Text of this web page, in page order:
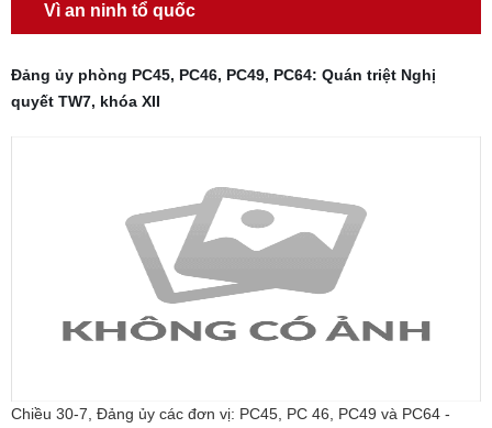
Vì an ninh tổ quốc
Đảng ủy phòng PC45, PC46, PC49, PC64: Quán triệt Nghị
quyết TW7, khóa XII
Chiều 30-7, Đảng ủy các đơn vị: PC45, PC 46, PC49 và PC64 -